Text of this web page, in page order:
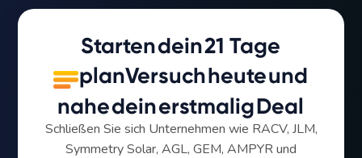
Startendein21 Tage
planVersuchheuteund
nahedeinerstmaligDeal
Schließen Sie sich Unternehmen wie RACV, JLM,
Symmetry Solar, AGL, GEM, AMPYR und